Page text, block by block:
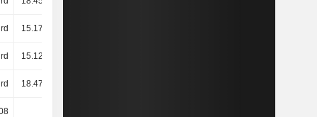
15.174 Mrd
15.127 Mrd
18.475 Mrd